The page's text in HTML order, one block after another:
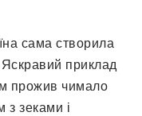
сама створила
приклад
прожив чимало
з зеками і